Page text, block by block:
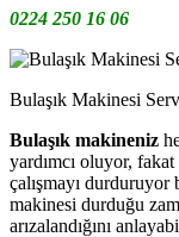
0224 250 16 06
Bulaşık Makinesi
Bulaşık makineniz
yardımcı oluyor,
çalışmayı durduruyor
makinesi durduğu
arızalandığını